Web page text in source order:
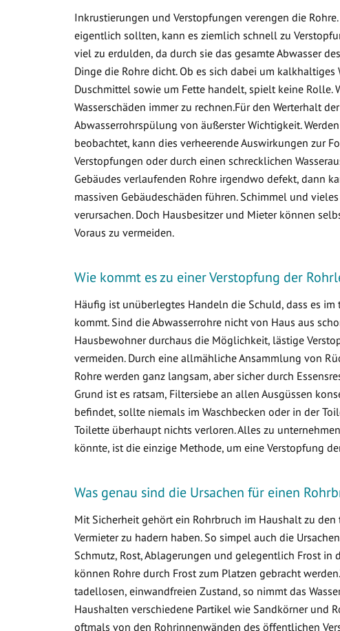
Inkrustierungen und Verstopfungen verengen die
eigentlich sollten, kann es ziemlich schnell zu
viel zu erdulden, da durch sie das gesamte Abwasser
Dinge die Rohre dicht. Ob es sich dabei um
Duschmittel sowie um Fette handelt, spielt keine Rolle.
Wasserschäden immer zu rechnen.Für den Werterhalt
Abwasserrohrspülung von äußerster Wichtigkeit.
beobachtet, kann dies verheerende Auswirkungen zur
Verstopfungen oder durch einen schrecklichen
Gebäudes verlaufenden Rohre irgendwo defekt, dann
massiven Gebäudeschäden führen. Schimmel und
verursachen. Doch Hausbesitzer und Mieter können
Voraus zu vermeiden.
Wie kommt es zu einer Verstopfung der
Häufig ist unüberlegtes Handeln die Schuld, dass es
kommt. Sind die Abwasserrohre nicht von Haus aus
Hausbewohner durchaus die Möglichkeit, lästige
vermeiden. Durch eine allmähliche Ansammlung von
Rohre werden ganz langsam, aber sicher durch
Grund ist es ratsam, Filtersiebe an allen Ausgüssen
befindet, sollte niemals im Waschbecken oder in der
Toilette überhaupt nichts verloren. Alles zu
könnte, ist die einzige Methode, um eine Verstopfung
Was genau sind die Ursachen für einen
Mit Sicherheit gehört ein Rohrbruch im Haushalt zu
Vermieter zu hadern haben. So simpel auch die
Schmutz, Rost, Ablagerungen und gelegentlich Frost in
können Rohre durch Frost zum Platzen gebracht
tadellosen, einwandfreien Zustand, so nimmt das
Haushalten verschiedene Partikel wie Sandkörner und
oftmals von den Rohrinnenwänden des öffentlichen